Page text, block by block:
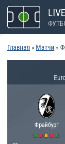
Перейти
содержимому
Главная » Матчи »
Фрайбург